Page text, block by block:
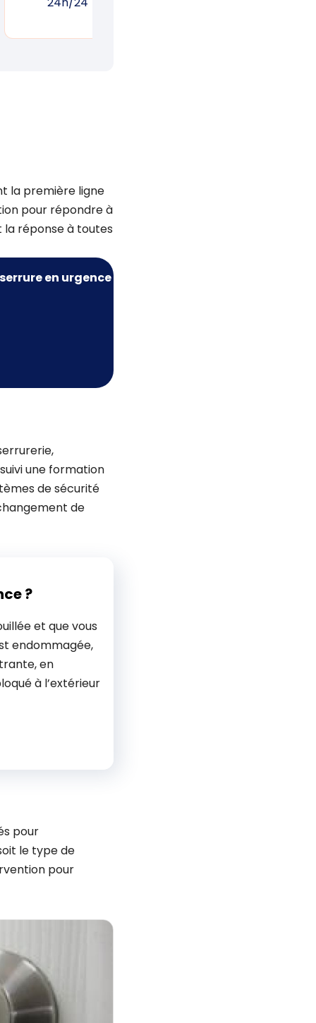
la première ligne
pour répondre à
la réponse à toutes
en urgence
une formation
de sécurité
de
?
et que vous
endommagée,
en
à l’extérieur
pour
le type de
pour